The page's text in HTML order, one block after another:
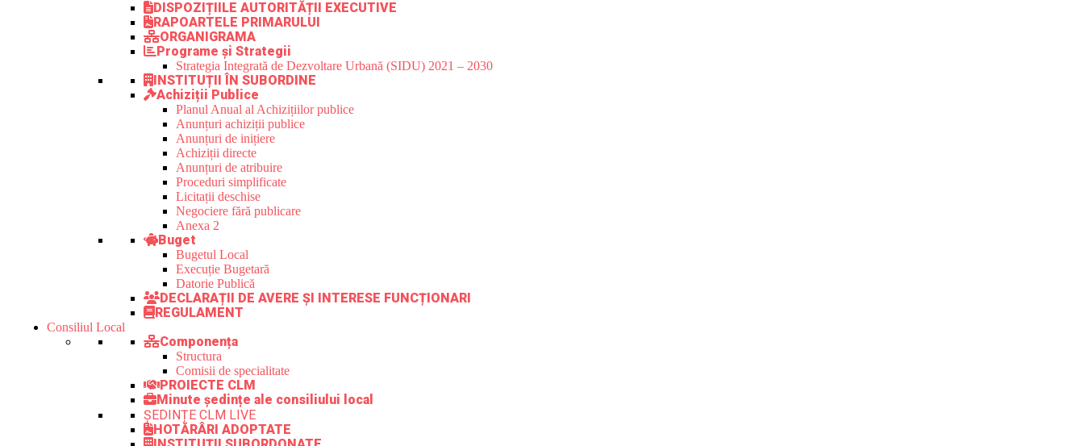
DISPOZIȚIILE AUTORITĂȚII EXECUTIVE
RAPOARTELE PRIMARULUI
ORGANIGRAMA
Programe și Strategii
Strategia Integrată de Dezvoltare Urbană (SIDU) 2021 – 2030
INSTITUȚII ÎN SUBORDINE
Achiziții Publice
Planul Anual al Achizițiilor publice
Anunțuri achiziții publice
Anunțuri de inițiere
Achiziții directe
Anunțuri de atribuire
Proceduri simplificate
Licitații deschise
Negociere fără publicare
Anexa 2
Buget
Bugetul Local
Execuție Bugetară
Datorie Publică
DECLARAȚII DE AVERE ȘI INTERESE FUNCȚIONARI
REGULAMENT
Consiliul Local
Componența
Structura
Comisii de specialitate
PROIECTE CLM
Minute ședințe ale consiliului local
ȘEDINȚE CLM LIVE
HOTĂRÂRI ADOPTATE